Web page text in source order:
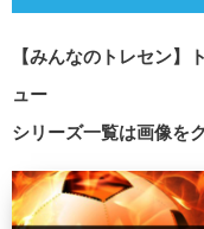
【みんなのトレセン】
ュー
シリーズ一覧は画像を